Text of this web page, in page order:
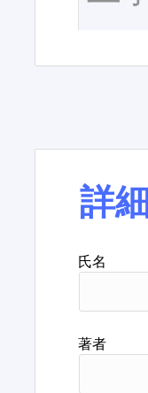
詳
氏名
著者